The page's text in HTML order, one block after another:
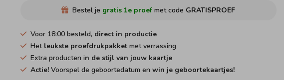
Bestel je gratis 1e proef met code GRATISPROEF
Voor 18:00 besteld, direct in productie
Het leukste proefdrukpakketmet verrassing
Extra producten in de stijl van jouw kaartje
Actie!Voorspel de geboortedatum en win je geboortekaartjes!